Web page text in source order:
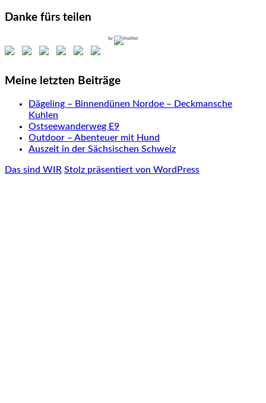
Danke fürs teilen
by
Meine letzten Beiträge
Dägeling – Binnendünen Nordoe – Deckmansche
Kuhlen
Ostseewanderweg E9
Outdoor – Abenteuer mit Hund
Auszeit in der Sächsischen Schweiz
Das sind WIR Stolz präsentiert von WordPress